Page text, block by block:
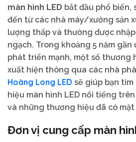
màn hình LED bắt đầu phổ biến,
đến từ các nhà máy/xưởng sản
lượng thấp và thường được
ngạch. Trong khoảng 5 năm
phát triển mạnh, một số thương
xuất hiện thông qua các nhà
Hoàng Long LED sẽ giúp bạn
hiệu màn hình LED nổi tiếng
và những thương hiệu đã có mặt
Đơn vị cung cấp màn